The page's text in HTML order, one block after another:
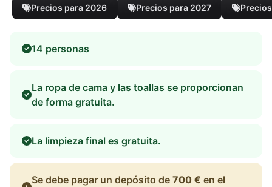
Precios para 2026 Precios para 2027
14 personas
La ropa de cama y las toallas se proporcionan
de forma gratuita.
La limpieza final es gratuita.
Se debe pagar un depósito de 700 € en el